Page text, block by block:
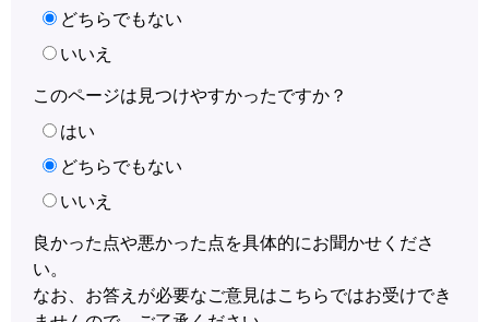
どちらでもない
いいえ
このページは見つけやすかったですか？
はい
どちらでもない
いいえ
良かった点や悪かった点を具体的にお聞かせくださ
い。
なお、お答えが必要なご意見はこちらではお受けでき